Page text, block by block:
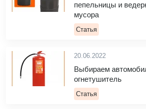
пепельницы и
мусора
Статья
20.06.2022
Выбираем
огнетушитель
Статья